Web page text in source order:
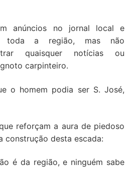
anúncios no jornal local e
toda a região, mas não
quaisquer notícias ou
carpinteiro.
o homem podia ser S. José,
reforçam a aura de piedoso
construção desta escada:
é da região, e ninguém sabe